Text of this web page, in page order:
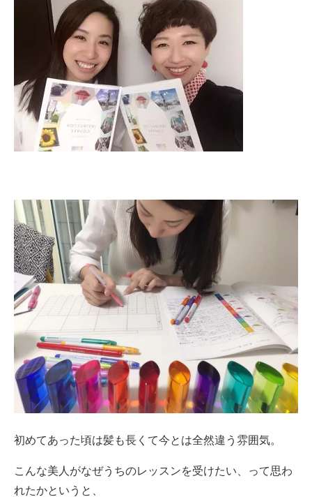
初めてあった頃は髪も長くて今とは全然違う雰囲気。
こんな美人がなぜうちのレッスンを受けたい、って思わ
れたかというと、